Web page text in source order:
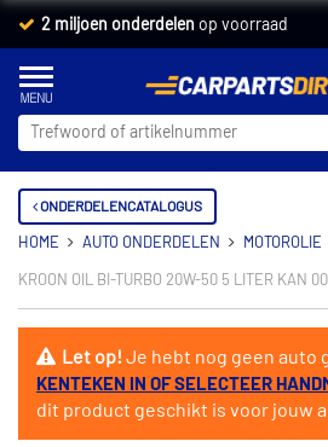
2 miljoen onderdelen op voorraad
ONDERDELENCATALOGUS
HOME AUTO ONDERDELEN MOTOROLIE
KROON OIL BI-TURBO 20W-50 5 LITER KAN
Let op!Je hebt nog geen auto
KENTEKEN IN OF SELECTEER
dit product geschikt is voor jouw